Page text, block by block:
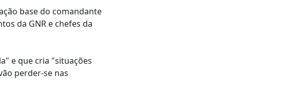
base do comandante
da GNR e chefes da
e que cria "situações
perder-se nas